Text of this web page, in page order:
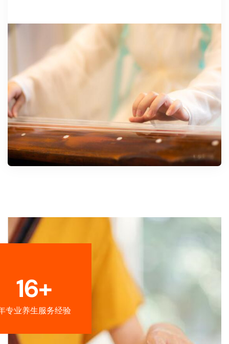
16+
专业养生服务经验